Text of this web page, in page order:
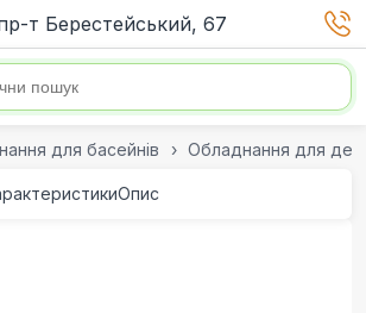
т Берестейський, 67
для басейнів Обладнання для
Опис